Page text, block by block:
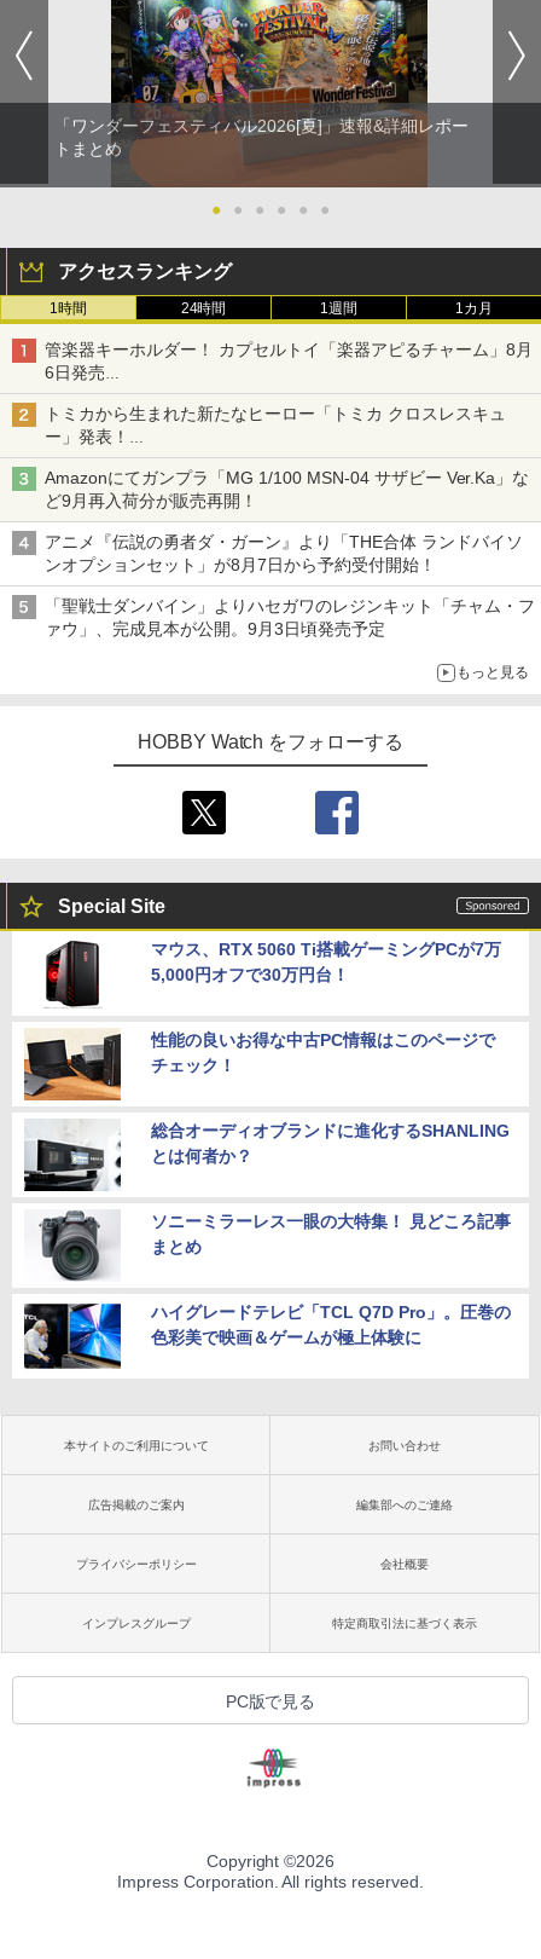
「ワンダーフェスティバル2026[夏]」速報&詳細レポー
トまとめ
● ● ● ● ● ●
アクセスランキング
1時間 24時間 1週間 1カ月
管楽器キーホルダー！ カプセルトイ「楽器アピるチャーム」8月
6日発売
チューバ、テナサクなど5種各3色
トミカから生まれた新たなヒーロー「トミカ クロスレスキュ
ー」発表！
詳細は後日公開予定
Amazonにてガンプラ「MG 1/100 MSN-04 サザビー Ver.Ka」な
ど9月再入荷分が販売再開！
アニメ『伝説の勇者ダ・ガーン』より「THE合体 ランドバイソ
ンオプションセット」が8月7日から予約受付開始！
「聖戦士ダンバイン」よりハセガワのレジンキット「チャム・フ
ァウ」、完成見本が公開。9月3日頃発売予定
もっと見る
HOBBY Watch をフォローする
Special Site
マウス、RTX 5060 Ti搭載ゲーミングPCが7万
5,000円オフで30万円台！
性能の良いお得な中古PC情報はこのページで
チェック！
総合オーディオブランドに進化するSHANLING
とは何者か？
ソニーミラーレス一眼の大特集！ 見どころ記事
まとめ
ハイグレードテレビ「TCL Q7D Pro」。圧巻の
色彩美で映画＆ゲームが極上体験に
本サイトのご利用について お問い合わせ
広告掲載のご案内 編集部へのご連絡
プライバシーポリシー 会社概要
インプレスグループ 特定商取引法に基づく表示
PC版で見る
Copyright ©2026
Impress Corporation. All rights reserved.